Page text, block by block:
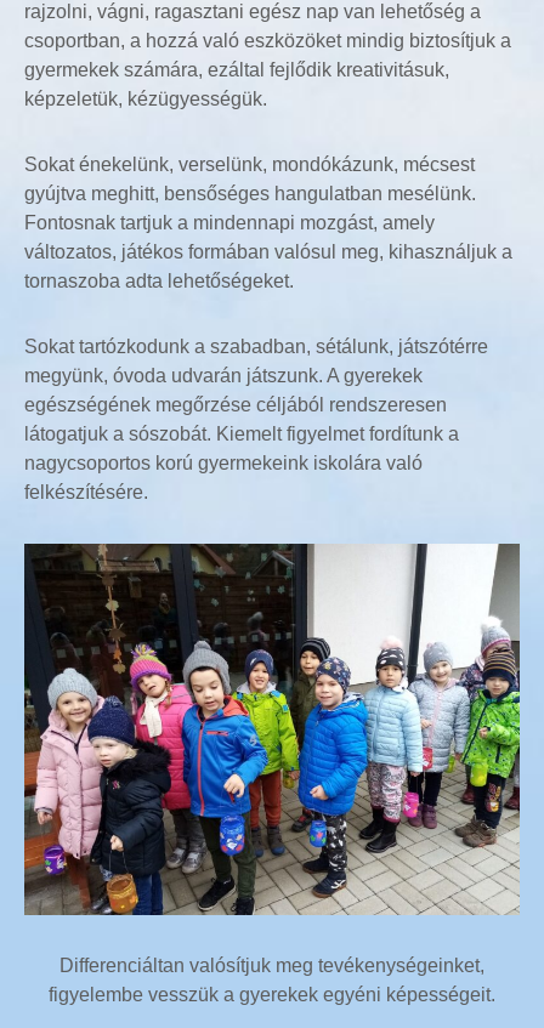
rajzolni, vágni, ragasztani egész nap van lehetőség a
csoportban, a hozzá való eszközöket mindig biztosítjuk a
gyermekek számára, ezáltal fejlődik kreativitásuk,
képzeletük, kézügyességük.
Sokat énekelünk, verselünk, mondókázunk, mécsest
gyújtva meghitt, bensőséges hangulatban mesélünk.
Fontosnak tartjuk a mindennapi mozgást, amely
változatos, játékos formában valósul meg, kihasználjuk a
tornaszoba adta lehetőségeket.
Sokat tartózkodunk a szabadban, sétálunk, játszótérre
megyünk, óvoda udvarán játszunk. A gyerekek
egészségének megőrzése céljából rendszeresen
látogatjuk a sószobát. Kiemelt figyelmet fordítunk a
nagycsoportos korú gyermekeink iskolára való
felkészítésére.
Differenciáltan valósítjuk meg tevékenységeinket,
figyelembe vesszük a gyerekek egyéni képességeit.